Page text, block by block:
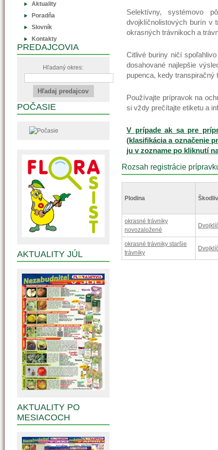
Selektívny, systémovo
dvojklíčnolistových burín v
okrasných trávnikoch a
Citlivé buriny ničí
dosahované najlepšie
pupenca, kedy transpiračný
Používajte prípravok na
si vždy prečítajte etiketu a
V prípade ak sa pre
(klasifikácia a označenie
ju v zozname po kliknutí
Rozsah registrácie
Plodina
okrasné trávniky
novozaložené
okrasné trávniky staršie
trávniky
Aktuality
Poradňa
Slovník
Kontakty
PREDAJCOVIA
Hľadaný okres:
POČASIE
AKTUALITY JÚL
AKTUALITY PO
MESIACOCH